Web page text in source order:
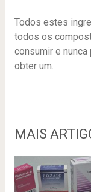
Todos estes
todos os
consumir e
obter um.
MAIS